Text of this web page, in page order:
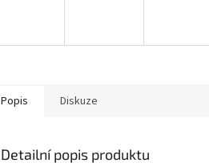
Popis Diskuze
Detailní popis produktu